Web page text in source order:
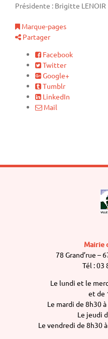
Présidente : Brigitte LENOIR
Marque-pages
Partager
Facebook
Twitter
Google+
Tumblr
LinkedIn
Mail
Mairie
78 Grand’rue –
Tél : 03
Le lundi et le
et de
Le mardi de 8h30
Le jeudi
Le vendredi de 8h30